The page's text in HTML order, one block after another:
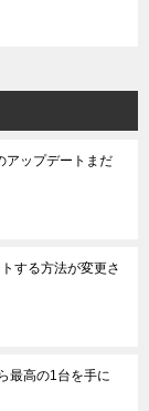
アップデートまだ
する方法が変更さ
最高の1台を手に